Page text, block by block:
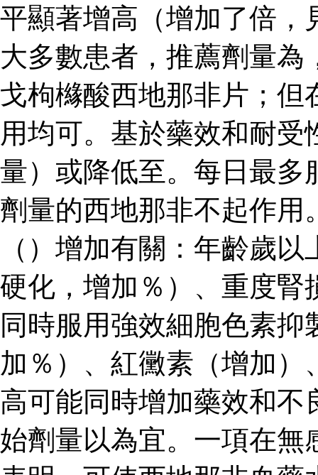
平顯著增高（增加了倍，
大多數患者，推薦劑量
戈枸櫞酸西地那非片；但
用均可。基於藥效和耐
量）或降低至。每日最多
劑量的西地那非不起作用
（）增加有關：年齡歲
硬化，增加％）、重度腎
同時服用強效細胞色素
加％）、紅黴素（增加
高可能同時增加藥效和不
始劑量以為宜。一項在無